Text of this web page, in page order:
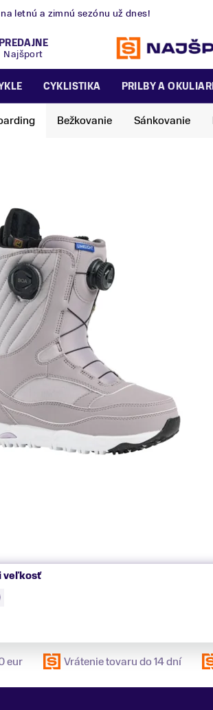
letnú a zimnú sezónu už dnes!
PREDAJNE
Najšport
CYKLISTIKA PRILBY A
Bežkovanie Sánkovanie
veľkosť
eur Vrátenie tovaru do 14 dní